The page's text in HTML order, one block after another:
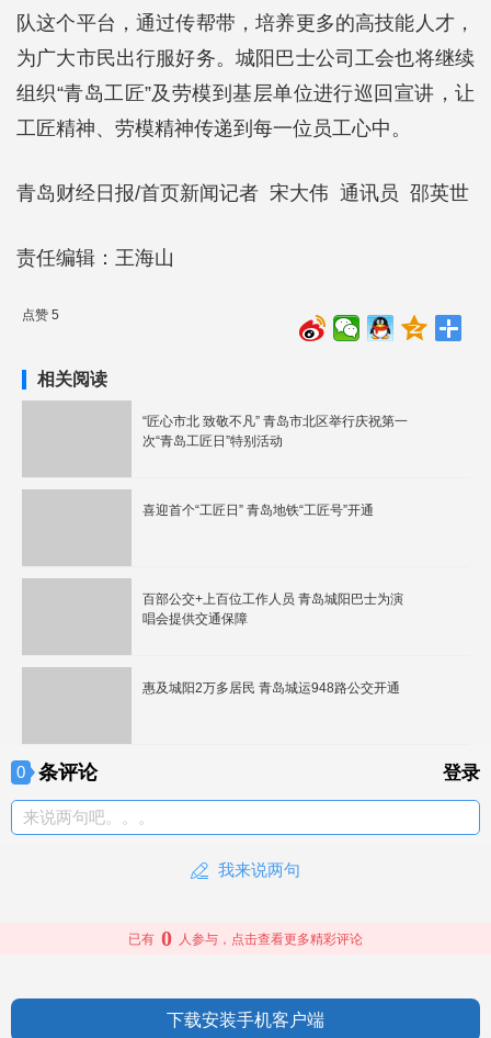
队这个平台，通过传帮带，培养更多的高技能人才，
为广大市民出行服好务。城阳巴士公司工会也将继续
组织“青岛工匠”及劳模到基层单位进行巡回宣讲，让
工匠精神、劳模精神传递到每一位员工心中。
青岛财经日报/首页新闻记者 宋大伟 通讯员 邵英世
责任编辑：王海山
点赞 5
相关阅读
“匠心市北 致敬不凡” 青岛市北区举行庆祝第一
次“青岛工匠日”特别活动
喜迎首个“工匠日” 青岛地铁“工匠号”开通
百部公交+上百位工作人员 青岛城阳巴士为演
唱会提供交通保障
惠及城阳2万多居民 青岛城运948路公交开通
0 条评论 登录
来说两句吧。。。
我来说两句
已有 0 人参与，点击查看更多精彩评论
下载安装手机客户端